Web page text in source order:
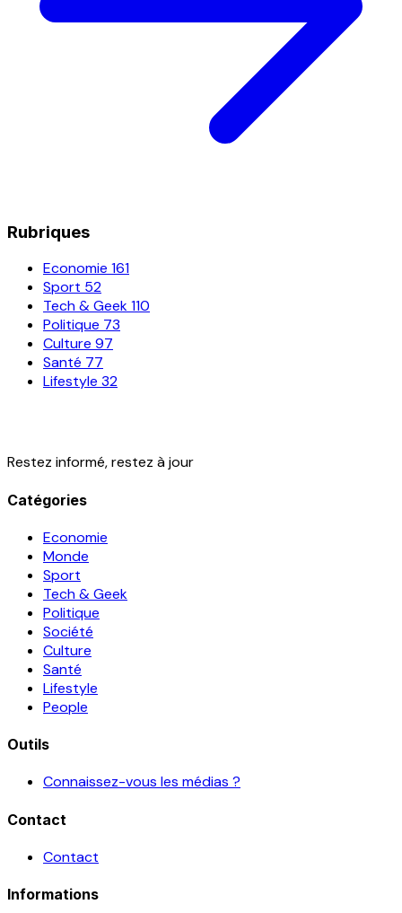
Rubriques
Economie 161
Sport 52
Tech & Geek110
Politique 73
Culture 97
Santé 77
Lifestyle 32
Restez informé, restez à jour
Catégories
Economie
Monde
Sport
Tech & Geek
Politique
Société
Culture
Santé
Lifestyle
People
Outils
Connaissez-vous les médias ?
Contact
Contact
Informations